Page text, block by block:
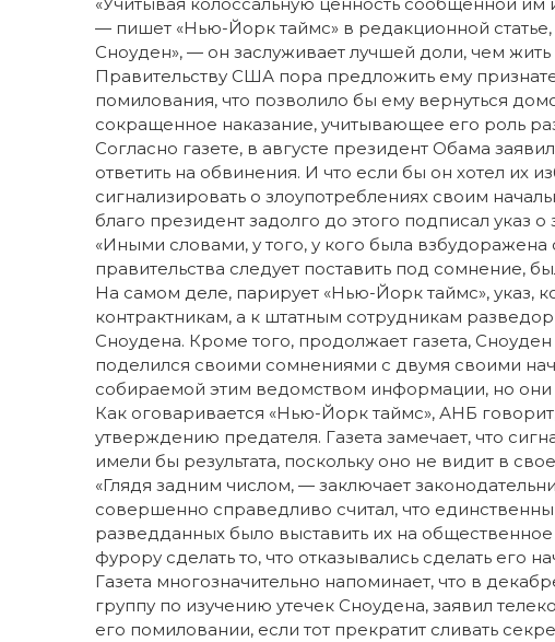
— пишет «Нью-Йорк таймс» в редакционной
Сноуден», — он заслуживает лучшей доли, чем
Правительству США пора предложить ему
помилования, что позволило бы ему вернуться
сокращенное наказание, учитывающее его роль
Согласно газете, в августе президент Обама
ответить на обвинения. И что если бы он хотел их
сигнализировать о злоупотреблениях своим
благо президент задолго до этого подписал указ
«Иными словами, у того, у кого была взбудоражена
правительства следует поставить под сомнение,
На самом деле, парирует «Нью-Йорк таймс», указ,
контрактникам, а к штатным сотрудникам
Сноудена. Кроме того, продолжает газета,
поделился своими сомнениями с двумя своими
собираемой этим ведомством информации, но они
Как оговаривается «Нью-Йорк таймс», АНБ
утверждению предателя. Газета замечает, что
имели бы результата, поскольку оно не видит в
«Глядя задним числом, — заключает
совершенно справедливо считал, что
разведданных было выставить их на
фурору сделать то, что отказывались сделать его
Газета многозначительно напоминает, что в
группу по изучению утечек Сноудена, заявил
его помиловании, если тот прекратит сливать